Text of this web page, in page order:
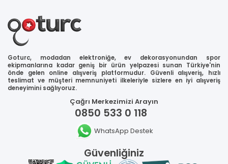
Goturc, modadan elektroniğe, ev dekorasyonundan spor
ekipmanlarına kadar geniş bir ürün yelpazesi sunan Türkiye'nin
önde gelen online alışveriş platformudur. Güvenli alışveriş, hızlı
teslimat ve müşteri memnuniyeti ilkeleriyle sizlere en iyi alışveriş
deneyimini sağlıyoruz.
Çağrı Merkezimizi Arayın
0850 533 0 118
WhatsApp Destek
Güvenliğiniz